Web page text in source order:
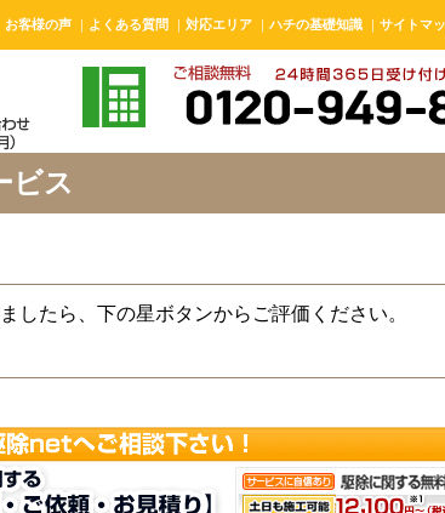
お客様の声 ｜ よくある質問 ｜ 対応エリア ｜ ハチの基礎知識 ｜ サイトマ
ビス
したら、下の星ボタンからご評価ください。